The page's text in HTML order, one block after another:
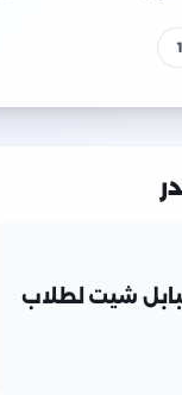
شيت لطلاب